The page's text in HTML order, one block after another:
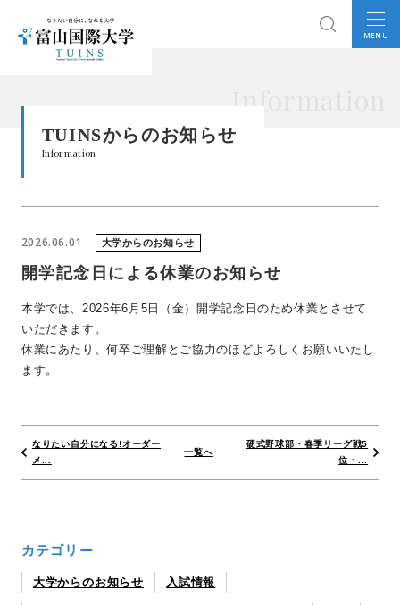
MENU
Information
TUINSからのお知らせ
Information
2026.06.01 大学からのお知らせ
開学記念日による休業のお知らせ
本学では、2026年6月5日（金）開学記念日のため休業とさせて
いただきます。
休業にあたり、何卒ご理解とご協力のほどよろしくお願いいたし
ます。
なりたい自分になる!オーダー
メ...
一覧へ
硬式野球部・春季リーグ戦5
位・...
カテゴリー
大学からのお知らせ 入試情報